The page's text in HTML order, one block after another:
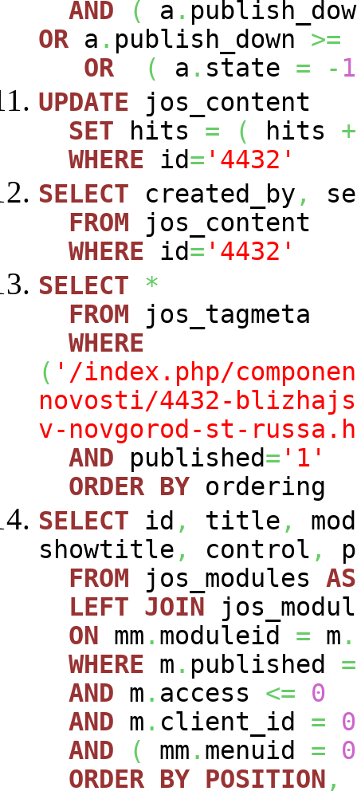
AND
( a .
OR a . publish_down >=
OR
( a . state = - 1
UPDATE jos_content
SET hits = ( hits +
WHERE id= '4432'
SELECT created_by ,
FROM jos_content
WHERE id= '4432'
SELECT
*
FROM jos_tagmeta
WHERE
( '/index.php/
novosti/4432-
v-novgorod-st-
AND published= '1'
ORDER BY ordering
SELECT id , title ,
showtitle , control ,
FROM jos_modules AS
LEFT JOIN
ON mm . moduleid = m .
WHERE m . published =
AND m . access <=
0
AND m . client_id =
0
AND
( mm . menuid =
0
ORDER BY POSITION ,